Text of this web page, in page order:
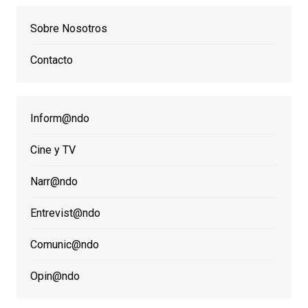
Sobre Nosotros
Contacto
Inform@ndo
Cine y TV
Narr@ndo
Entrevist@ndo
Comunic@ndo
Opin@ndo